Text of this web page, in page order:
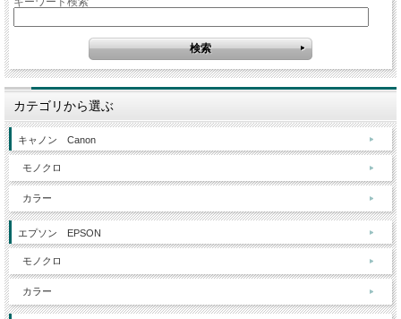
カテゴリから選ぶ
キャノン Canon
モノクロ
カラー
エプソン EPSON
モノクロ
カラー